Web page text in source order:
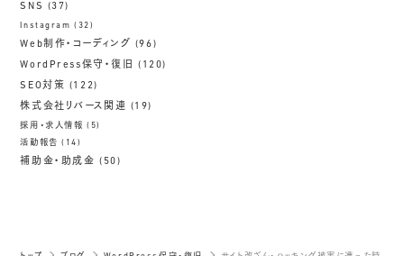
SNS (37)
Instagram (32)
Web制作・コーディング (96)
WordPress保守・復旧 (120)
SEO対策 (122)
株式会社リバース関連 (19)
採用・求人情報 (5)
活動報告 (14)
補助金・助成金 (50)